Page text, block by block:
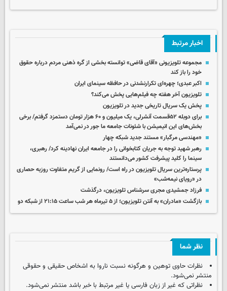
اخبار مرتبط
مجموعه تلویزیونی «آقای قاضی» توانسته بخشی از گره ذهنی مردم درباره حقوق
خود را باز کند
اکبر عبدی؛ چهره‌ای تکرارنشدنی در حافظه سینمای ایران
تلویزیون آخر هفته چه فیلم‌هایی پخش می‌کند؟
پخش یک سریال تاریخی جدید در تلویزیون
برای دوبله ۵۲قسمت آنشرلی، یک میلیون و ۶۰ هزار تومان دستمزد گرفتم/ برخی
بخش‌های این انیمیشن با شئونات جامعه ما جور در نمی‌آمد
«مهندسی مرگبار» مستند جدید شبکه چهار
رهبر شهید توجه به جریان کتابخوانی را در جامعه ایران نهادینه کرد/ رهبری،
سینما را کلید پیشرفت کشور می‌دانستند
پرستاره‌ترین سریال تلویزیون در راه است/ رونمایی از گریم متفاوت روزبه حصاری
در «رویای نیمه‌شب»
فرزاد جمشیدی مجری سرشناس تلویزیون، درگذشت
بازگشت «مادران» به آنتن تلویزیون؛ از ۵ تیرماه هر شب ساعت ۲۱:۱۵ از شبکه دو
نظر شما
نظرات حاوی توهین و هرگونه نسبت ناروا به اشخاص حقیقی و حقوقی
منتشر نمی‌شود.
نظراتی که غیر از زبان فارسی یا غیر مرتبط با خبر باشد منتشر نمی‌شود.